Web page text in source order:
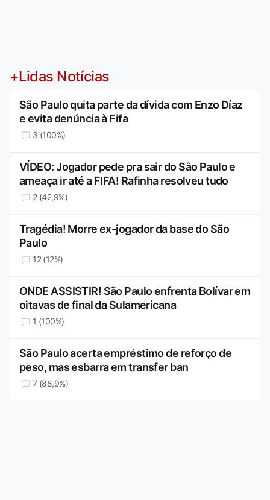
+Lidas Notícias
São Paulo quita parte da dívida com Enzo Díaz
e evita denúncia à Fifa
3 (100%)
VÍDEO: Jogador pede pra sair do São Paulo e
ameaça ir até a FIFA! Rafinha resolveu tudo
2 (42,9%)
Tragédia! Morre ex-jogador da base do São
Paulo
12 (12%)
ONDE ASSISTIR! São Paulo enfrenta Bolívar em
oitavas de final da Sulamericana
1 (100%)
São Paulo acerta empréstimo de reforço de
peso, mas esbarra em transfer ban
7 (88,9%)